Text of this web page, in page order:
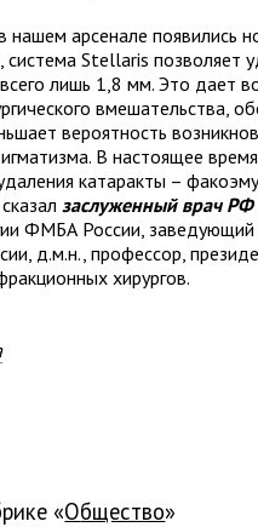
нашем арсенале появились
Stellaris позволяет
лишь 1,8 мм. Это дает
вмешательства,
вероятность
В настоящее
катаракты –
заслуженный врач РФ
ФМБА России,
д.м.н., профессор,
хирургов.
« общество»